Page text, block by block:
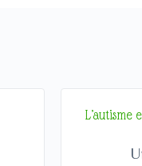
L’autisme
Un